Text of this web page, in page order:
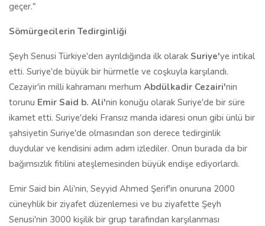
geçer."
Sömürgecilerin Tedirginliği
Şeyh Senusi Türkiye'den ayrıldığında ilk olarak Suriye'ye intikal
etti. Suriye'de büyük bir hürmetle ve coşkuyla karşılandı.
Cezayir'in milli kahramanı merhum Abdülkadir Cezairi'nin
torunu Emir Said b. Ali'nin konuğu olarak Suriye'de bir süre
ikamet etti. Suriye'deki Fransız manda idaresi onun gibi ünlü bir
şahsiyetin Suriye'de olmasından son derece tedirginlik
duydular ve kendisini adım adım izlediler. Onun burada da bir
bağımsızlık fitilini ateşlemesinden büyük endişe ediyorlardı.
Emir Said bin Ali'nin, Seyyid Ahmed Şerif'in onuruna 2000
cüneyhlik bir ziyafet düzenlemesi ve bu ziyafette Şeyh
Senusi'nin 3000 kişilik bir grup tarafından karşılanması